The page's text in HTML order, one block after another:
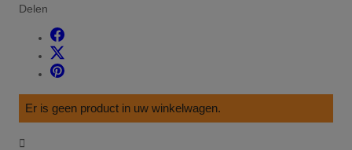
Delen
Er is geen product in uw winkelwagen.
